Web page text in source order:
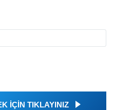
İÇİN TIKLAYINIZ